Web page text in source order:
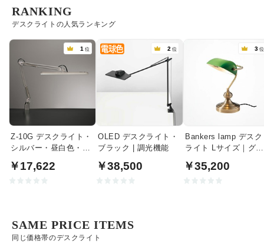
デスクライトの人気ランキング
RANKING
1 位
Z-10G デスクライト・
シルバー・昼白色・調
￥17,622
2 位
OLED デスクライト・
ブラック | 調光機能
￥38,500
3 位
Bankers lamp デスク
ライト Lサイズ｜グリ
￥35,200
同じ価格帯のデスクライト
SAME PRICE ITEMS